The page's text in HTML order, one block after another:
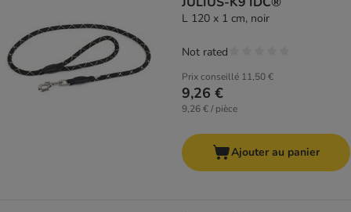
L 120 x 1 cm, noir
Prix conseillé 11,50 €
9,26 €
9,26 € / pièce
Not rated
Ajouter au panier